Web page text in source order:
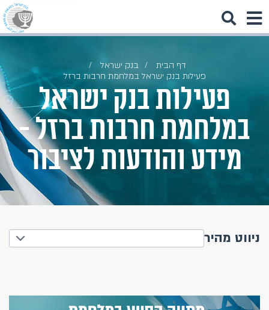
דף הבית
בנק ישראל
פעילות בנק ישראל במלחמת חרבות ברזל
פעילות בנק ישראל
במלחמת חרבות ברזל -
מידע והודעות לציבור
ניווט מהיר